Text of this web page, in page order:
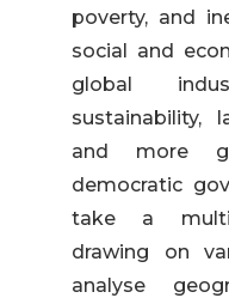
poverty, and
social and
global
sustainability,
and more
democratic
take a
drawing on
analyse